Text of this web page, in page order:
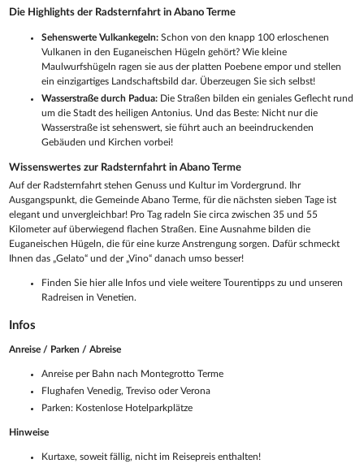
Die Highlights der Radsternfahrt in Abano Terme
Sehenswerte Vulkankegeln:Schon von den knapp 100 erloschenen
Vulkanen in den Euganeischen Hügeln gehört? Wie kleine
Maulwurfshügeln ragen sie aus der platten Poebene empor und stellen
ein einzigartiges Landschaftsbild dar. Überzeugen Sie sich selbst!
Wasserstraße durch Padua: Die Straßen bilden ein geniales Geflecht rund
um die Stadt des heiligen Antonius. Und das Beste: Nicht nur die
Wasserstraße ist sehenswert, sie führt auch an beeindruckenden
Gebäuden und Kirchen vorbei!
Wissenswertes zur Radsternfahrt in Abano Terme
Auf der Radsternfahrt stehen Genuss und Kultur im Vordergrund. Ihr
Ausgangspunkt, die Gemeinde Abano Terme, für die nächsten sieben Tage ist
elegant und unvergleichbar! Pro Tag radeln Sie circa zwischen 35 und 55
Kilometer auf überwiegend flachen Straßen. Eine Ausnahme bilden die
Euganeischen Hügeln, die für eine kurze Anstrengung sorgen. Dafür schmeckt
Ihnen das „Gelato“ und der „Vino“ danach umso besser!
Finden Sie hier alle Infos und viele weitere Tourentipps zu und unseren
Radreisen in Venetien.
Infos
Anreise / Parken / Abreise
Anreise per Bahn nach Montegrotto Terme
Flughafen Venedig, Treviso oder Verona
Parken: Kostenlose Hotelparkplätze
Hinweise
Kurtaxe, soweit fällig, nicht im Reisepreis enthalten!